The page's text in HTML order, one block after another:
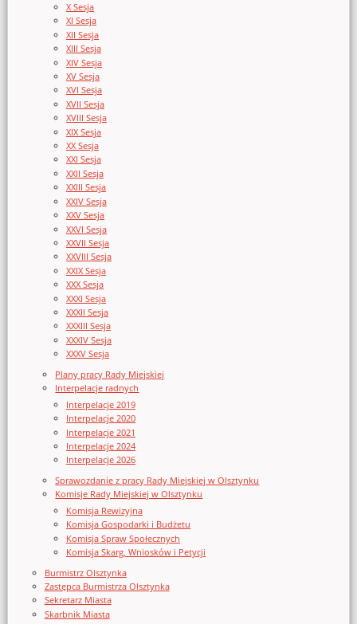
X Sesja
XI Sesja
XII Sesja
XIII Sesja
XIV Sesja
XV Sesja
XVI Sesja
XVII Sesja
XVIII Sesja
XIX Sesja
XX Sesja
XXI Sesja
XXII Sesja
XXIII Sesja
XXIV Sesja
XXV Sesja
XXVI Sesja
XXVII Sesja
XXVIII Sesja
XXIX Sesja
XXX Sesja
XXXI Sesja
XXXII Sesja
XXXIII Sesja
XXXIV Sesja
XXXV Sesja
Plany pracy Rady Miejskiej
Interpelacje radnych
Interpelacje 2019
Interpelacje 2020
Interpelacje 2021
Interpelacje 2024
Interpelacje 2026
Sprawozdanie z pracy Rady Miejskiej w Olsztynku
Komisje Rady Miejskiej w Olsztynku
Komisja Rewizyjna
Komisja Gospodarki i Budżetu
Komisja Spraw Społecznych
Komisja Skarg, Wniosków i Petycji
Burmistrz Olsztynka
Zastępca Burmistrza Olsztynka
Sekretarz Miasta
Skarbnik Miasta